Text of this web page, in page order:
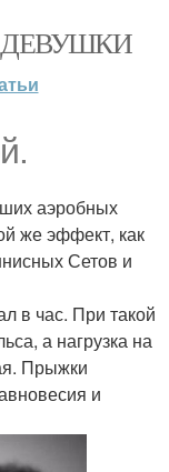
ДЕВУШКИ
аэробных
же эффект, как
Сетов и
в час. При такой
а нагрузка на
Прыжки
и